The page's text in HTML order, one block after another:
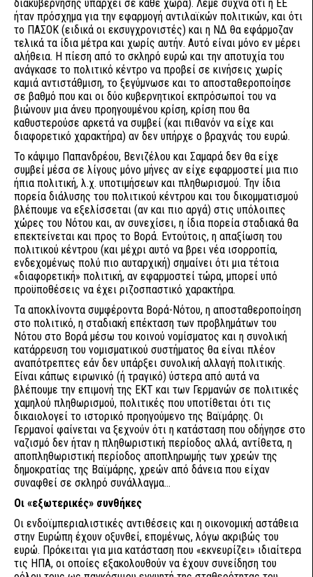
διακυβέρνησης υπάρχει σε κάθε χώρα). Λέμε συχνά ότι η ΕΕ
ήταν πρόσχημα για την εφαρμογή αντιλαϊκών πολιτικών, και ότι
το ΠΑΣΟΚ (ειδικά οι εκσυγχρονιστές) και η ΝΔ θα εφάρμοζαν
τελικά τα ίδια μέτρα και χωρίς αυτήν. Αυτό είναι μόνο εν μέρει
αλήθεια. Η πίεση από το σκληρό ευρώ και την αποτυχία του
ανάγκασε το πολιτικό κέντρο να προβεί σε κινήσεις χωρίς
καμιά αντιστάθμιση, το ξεγύμνωσε και το αποσταθεροποίησε
σε βαθμό που και οι δύο κυβερνητικοί εκπρόσωποί του να
βιώνουν μια άνευ προηγουμένου κρίση, κρίση που θα
καθυστερούσε αρκετά να συμβεί (και πιθανόν να είχε και
διαφορετικό χαρακτήρα) αν δεν υπήρχε ο βραχνάς του ευρώ.
Το κάψιμο Παπανδρέου, Βενιζέλου και Σαμαρά δεν θα είχε
συμβεί μέσα σε λίγους μόνο μήνες αν είχε εφαρμοστεί μια πιο
ήπια πολιτική, λ.χ. υποτιμήσεων και πληθωρισμού. Την ίδια
πορεία διάλυσης του πολιτικού κέντρου και του δικομματισμού
βλέπουμε να εξελίσσεται (αν και πιο αργά) στις υπόλοιπες
χώρες του Νότου και, αν συνεχίσει, η ίδια πορεία σταδιακά θα
επεκτείνεται και προς το Βορά. Εντούτοις, η απαξίωση του
πολιτικού κέντρου (και μέχρι αυτό να βρει νέα ισορροπία,
ενδεχομένως πολύ πιο αυταρχική) σημαίνει ότι μια τέτοια
«διαφορετική» πολιτική, αν εφαρμοστεί τώρα, μπορεί υπό
προϋποθέσεις να έχει ριζοσπαστικό χαρακτήρα.
Τα αποκλίνοντα συμφέροντα Βορά-Νότου, η αποσταθεροποίηση
στο πολιτικό, η σταδιακή επέκταση των προβλημάτων του
Νότου στο Βορά μέσω του κοινού νομίσματος και η συνολική
κατάρρευση του νομισματικού συστήματος θα είναι πλέον
αναπότρεπτες εάν δεν υπάρξει συνολική αλλαγή πολιτικής.
Είναι κάπως ειρωνικό (ή τραγικό) ύστερα από αυτά να
βλέπουμε την επιμονή της ΕΚΤ και των Γερμανών σε πολιτικές
χαμηλού πληθωρισμού, πολιτικές που υποτίθεται ότι τις
δικαιολογεί το ιστορικό προηγούμενο της Βαϊμάρης. Οι
Γερμανοί φαίνεται να ξεχνούν ότι η κατάσταση που οδήγησε στο
ναζισμό δεν ήταν η πληθωριστική περίοδος αλλά, αντίθετα, η
αποπληθωριστική περίοδος αποπληρωμής των χρεών της
δημοκρατίας της Βαϊμάρης, χρεών από δάνεια που είχαν
συναφθεί σε σκληρό συνάλλαγμα...
Οι «εξωτερικές» συνθήκες
Οι ενδοϊμπεριαλιστικές αντιθέσεις και η οικονομική αστάθεια
στην Ευρώπη έχουν οξυνθεί, επομένως, λόγω ακριβώς του
ευρώ. Πρόκειται για μια κατάσταση που «εκνευρίζει» ιδιαίτερα
τις ΗΠΑ, οι οποίες εξακολουθούν να έχουν συνείδηση του